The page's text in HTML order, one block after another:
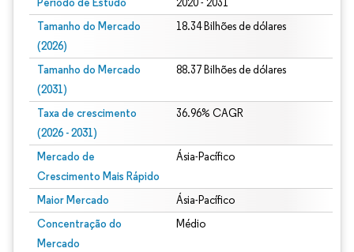
2020 - 2031
Tamanho do Mercado
(2026)
18.34 Bilhões de dólares
Tamanho do Mercado
(2031)
88.37 Bilhões de dólares
Taxa de crescimento
(2026 - 2031)
36.96% CAGR
Mercado de
Crescimento Mais Rápido
Ásia-Pacífico
Maior Mercado Ásia-Pacífico
Concentração do
Mercado
Médio